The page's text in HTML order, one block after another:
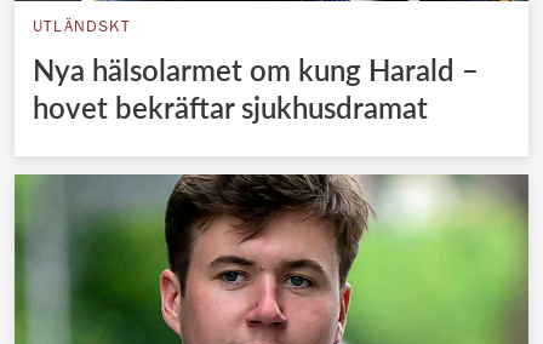
UTLÄNDSKT
Nya hälsolarmet om kung Harald –
hovet bekräftar sjukhusdramat